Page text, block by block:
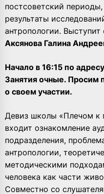
постсоветский
результаты
антропологии.
Аксянова Галина
Начало в 16:15 по
Занятия очные. Просим
о своем участии.
Девиз школы «Плечом к
входит ознакомление
подразделения,
антропологии,
методическими
человека как части
Совместно со